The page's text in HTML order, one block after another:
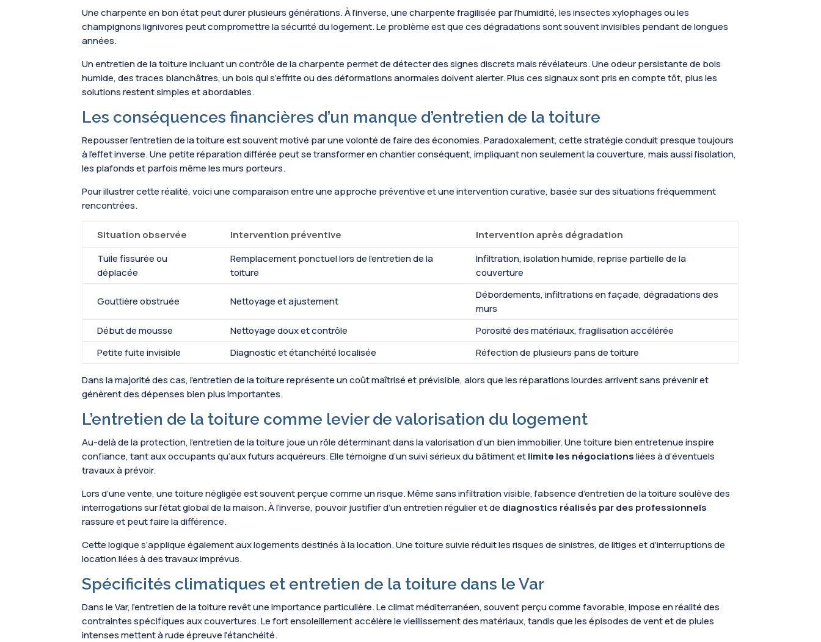
Une charpente en bon état peut durer plusieurs générations. À l’inverse, une charpente fragilisée par l’humidité, les insectes xylophages ou les
champignons lignivores peut compromettre la sécurité du logement. Le problème est que ces dégradations sont souvent invisibles pendant de longues
années.
Un entretien de la toiture incluant un contrôle de la charpente permet de détecter des signes discrets mais révélateurs. Une odeur persistante de bois
humide, des traces blanchâtres, un bois qui s’effrite ou des déformations anormales doivent alerter. Plus ces signaux sont pris en compte tôt, plus les
solutions restent simples et abordables.
Les conséquences financières d’un manque d’entretien de la toiture
Repousser l’entretien de la toiture est souvent motivé par une volonté de faire des économies. Paradoxalement, cette stratégie conduit presque toujours
à l’effet inverse. Une petite réparation différée peut se transformer en chantier conséquent, impliquant non seulement la couverture, mais aussi l’isolation,
les plafonds et parfois même les murs porteurs.
Pour illustrer cette réalité, voici une comparaison entre une approche préventive et une intervention curative, basée sur des situations fréquemment
rencontrées.
Situation observée Intervention préventive
Intervention après dégradation
Tuile fissurée ou
déplacée
Remplacement ponctuel lors de l’entretien de la
toiture
Infiltration, isolation humide, reprise partielle de la
couverture
Gouttière obstruée Nettoyage et ajustement
Débordements, infiltrations en façade, dégradations des
murs
Début de mousse
Nettoyage doux et contrôle
Porosité des matériaux, fragilisation accélérée
Petite fuite invisible
Diagnostic et étanchéité localisée Réfection de plusieurs pans de toiture
Dans la majorité des cas, l’entretien de la toiture représente un coût maîtrisé et prévisible, alors que les réparations lourdes arrivent sans prévenir et
génèrent des dépenses bien plus importantes.
L’entretien de la toiture comme levier de valorisation du logement
Au-delà de la protection, l’entretien de la toiture joue un rôle déterminant dans la valorisation d’un bien immobilier. Une toiture bien entretenue inspire
confiance, tant aux occupants qu’aux futurs acquéreurs. Elle témoigne d’un suivi sérieux du bâtiment etlimite les négociationsliées à d’éventuels
travaux à prévoir.
Lors d’une vente, une toiture négligée est souvent perçue comme un risque. Même sans infiltration visible, l’absence d’entretien de la toiture soulève des
interrogations sur l’état global de la maison. À l’inverse, pouvoir justifier d’un entretien régulier et de diagnostics réalisés par des professionnels
rassure et peut faire la différence.
Cette logique s’applique également aux logements destinés à la location. Une toiture suivie réduit les risques de sinistres, de litiges et d’interruptions de
location liées à des travaux imprévus.
Spécificités climatiques et entretien de la toiture dans le Var
Dans le Var, l’entretien de la toiture revêt une importance particulière. Le climat méditerranéen, souvent perçu comme favorable, impose en réalité des
contraintes spécifiques aux couvertures. Le fort ensoleillement accélère le vieillissement des matériaux, tandis que les épisodes de vent et de pluies
intenses mettent à rude épreuve l’étanchéité.